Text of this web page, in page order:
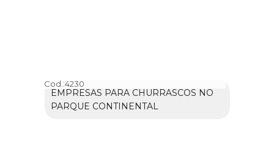
Cod.:4230
EMPRESAS PARA CHURRASCOS NO
PARQUE CONTINENTAL